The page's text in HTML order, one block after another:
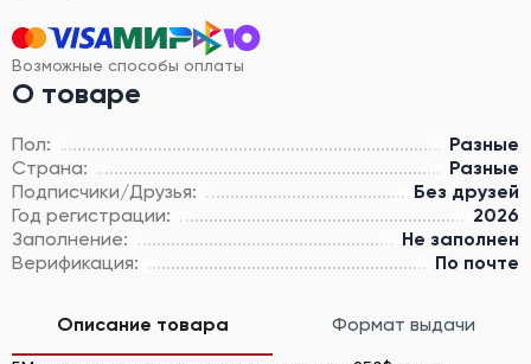
Возможные способы оплаты
О товаре
Пол:
Разные
Страна:
Разные
Подписчики/Друзья:
Без друзей
Год регистрации:
2026
Заполнение:
Не заполнен
Верификация:
По почте
Описание товара Формат выдачи